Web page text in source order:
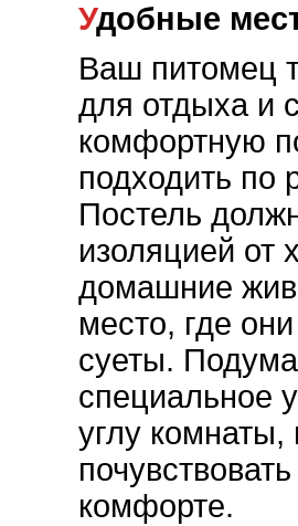
Удобные
Ваш питомец
для отдыха и
комфортную
подходить по
Постель
изоляцией от
домашние
место, где
суеты.
специальное
углу
комфорте.